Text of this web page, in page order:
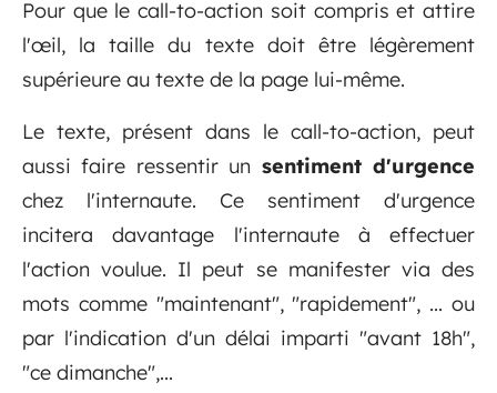
Pour que le call-to-action soit compris et attire
l'œil, la taille du texte doit être légèrement
supérieure au texte de la page lui-même.
Le texte, présent dans le call-to-action, peut
aussi faire ressentir un sentiment d'urgence
chez l'internaute. Ce sentiment d'urgence
incitera davantage l'internaute à effectuer
l'action voulue. Il peut se manifester via des
mots comme "maintenant", "rapidement", ... ou
par l'indication d'un délai imparti "avant 18h",
"ce dimanche",...